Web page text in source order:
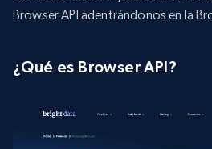
Browser API adentrándonos en la
¿Qué es Browser API?